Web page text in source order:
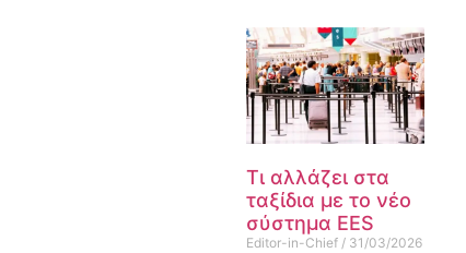
Τι αλλάζει στα
ταξίδια με το νέο
σύστημα EES
Editor-in-Chief 31/03/2026